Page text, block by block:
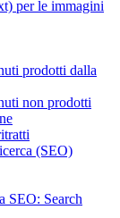
per le immagini
prodotti dalla
non prodotti
(SEO)
SEO: Search